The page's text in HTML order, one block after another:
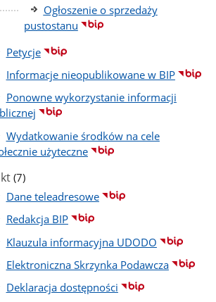
Ogłoszenie o sprzedaży
pustostanu
Petycje
Informacje nieopublikowane w BIP
Ponowne wykorzystanie informacji
Wydatkowanie środków na cele
użyteczne
liczba
podstron
(7)
Dane teleadresowe
Redakcja BIP
Klauzula informacyjna UDODO
Elektroniczna Skrzynka Podawcza
Deklaracja dostępności